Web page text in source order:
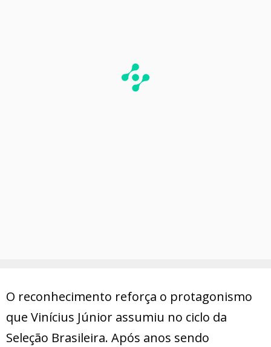
O reconhecimento reforça o protagonismo
que Vinícius Júnior assumiu no ciclo da
Seleção Brasileira. Após anos sendo